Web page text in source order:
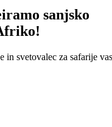
sanjsko
in svetovalec za safarije